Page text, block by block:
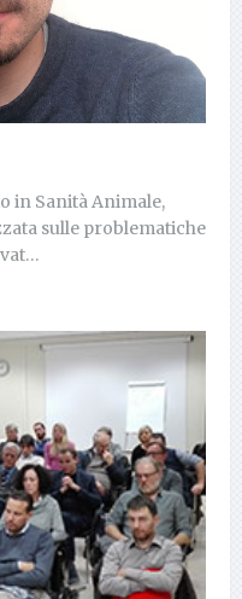
in Sanità Animale,
sulle problematiche